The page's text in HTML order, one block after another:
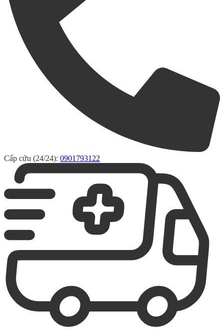
Cấp cứu (24/24): 0901793122